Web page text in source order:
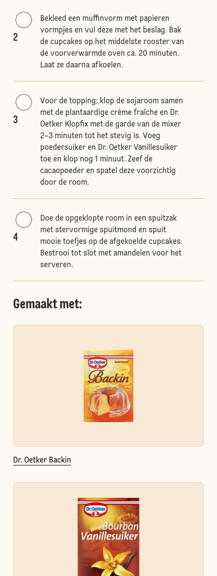
2
Bekleed een muffinvorm met papieren
vormpjes en vul deze met het beslag. Bak
de cupcakes op het middelste rooster van
de voorverwarmde oven ca. 20 minuten.
Laat ze daarna afkoelen.
3
Voor de topping: klop de sojaroom samen
met de plantaardige crème fraîche en Dr.
Oetker Klopfix met de garde van de mixer
2–3 minuten tot het stevig is. Voeg
poedersuiker en Dr. Oetker Vanillesuiker
toe en klop nog 1 minuut. Zeef de
cacaopoeder en spatel deze voorzichtig
door de room.
4
Doe de opgeklopte room in een spuitzak
met stervormige spuitmond en spuit
mooie toefjes op de afgekoelde cupcakes.
Bestrooi tot slot met amandelen voor het
serveren.
Gemaakt met:
Dr. Oetker Backin